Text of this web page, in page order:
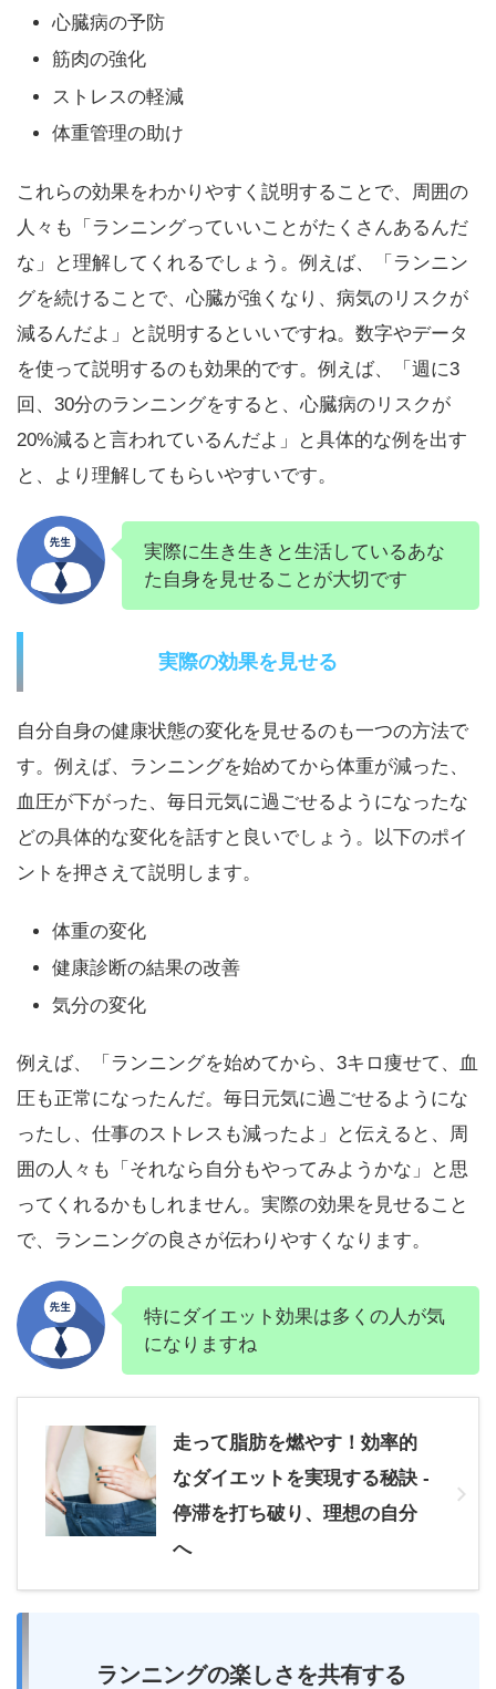
心臓病の予防
筋肉の強化
ストレスの軽減
体重管理の助け
これらの効果をわかりやすく説明することで、周囲の
人々も「ランニングっていいことがたくさんあるんだ
な」と理解してくれるでしょう。例えば、「ランニン
グを続けることで、心臓が強くなり、病気のリスクが
減るんだよ」と説明するといいですね。数字やデータ
を使って説明するのも効果的です。例えば、「週に3
回、30分のランニングをすると、心臓病のリスクが
20%減ると言われているんだよ」と具体的な例を出す
と、より理解してもらいやすいです。
実際に生き生きと生活しているあな
た自身を見せることが大切です
実際の効果を見せる
自分自身の健康状態の変化を見せるのも一つの方法で
す。例えば、ランニングを始めてから体重が減った、
血圧が下がった、毎日元気に過ごせるようになったな
どの具体的な変化を話すと良いでしょう。以下のポイ
ントを押さえて説明します。
体重の変化
健康診断の結果の改善
気分の変化
例えば、「ランニングを始めてから、3キロ痩せて、血
圧も正常になったんだ。毎日元気に過ごせるようにな
ったし、仕事のストレスも減ったよ」と伝えると、周
囲の人々も「それなら自分もやってみようかな」と思
ってくれるかもしれません。実際の効果を見せること
で、ランニングの良さが伝わりやすくなります。
特にダイエット効果は多くの人が気
になりますね
走って脂肪を燃やす！効率的
なダイエットを実現する秘訣 -
停滞を打ち破り、理想の自分
へ
ランニングの楽しさを共有する